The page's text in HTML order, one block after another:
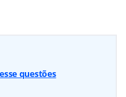
questões